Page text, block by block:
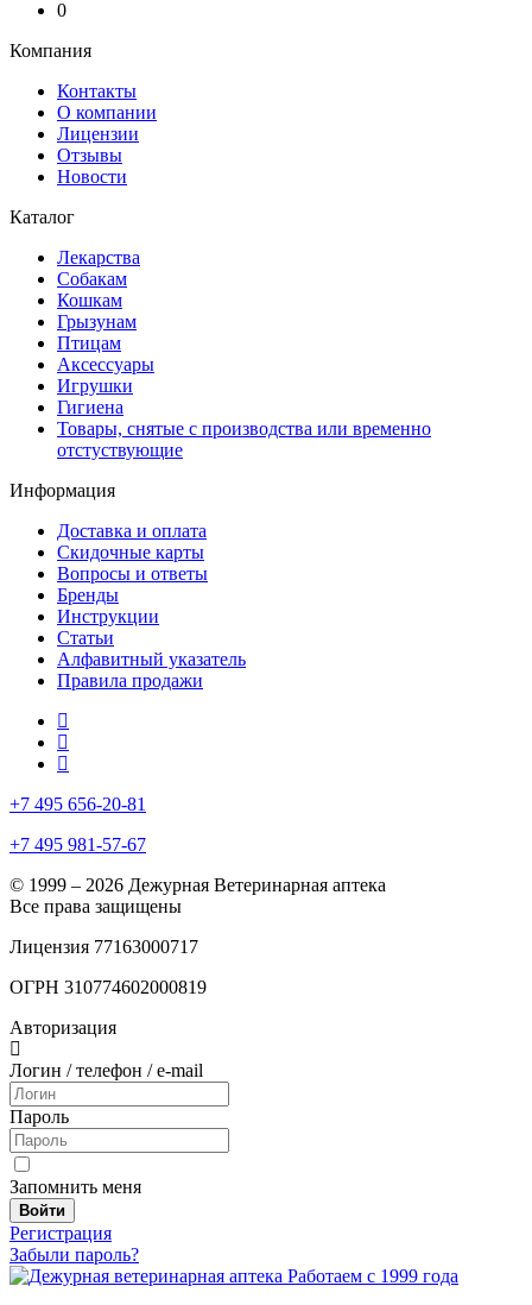
0
Компания
Контакты
О компании
Лицензии
Отзывы
Новости
Каталог
Лекарства
Собакам
Кошкам
Грызунам
Птицам
Аксессуары
Игрушки
Гигиена
Товары, снятые с производства или временно
отстуствующие
Информация
Доставка и оплата
Скидочные карты
Вопросы и ответы
Бренды
Инструкции
Статьи
Алфавитный указатель
Правила продажи
+7 495 656-20-81
+7 495 981-57-67
© 1999 – 2026 Дежурная Ветеринарная аптека
Все права защищены
Лицензия 77163000717
ОГРН 310774602000819
Авторизация
Логин / телефон / e-mail
Пароль
Запомнить меня
Войти
Регистрация
Забыли пароль?
Работаем с 1999 года